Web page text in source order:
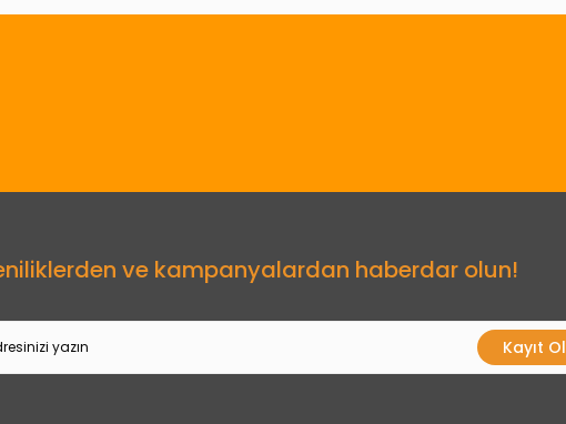
ve kampanyalardan haberdar olun!
Kayıt Ol